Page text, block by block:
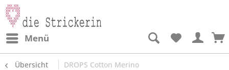
Menü
Übersicht DROPS Cotton Merino